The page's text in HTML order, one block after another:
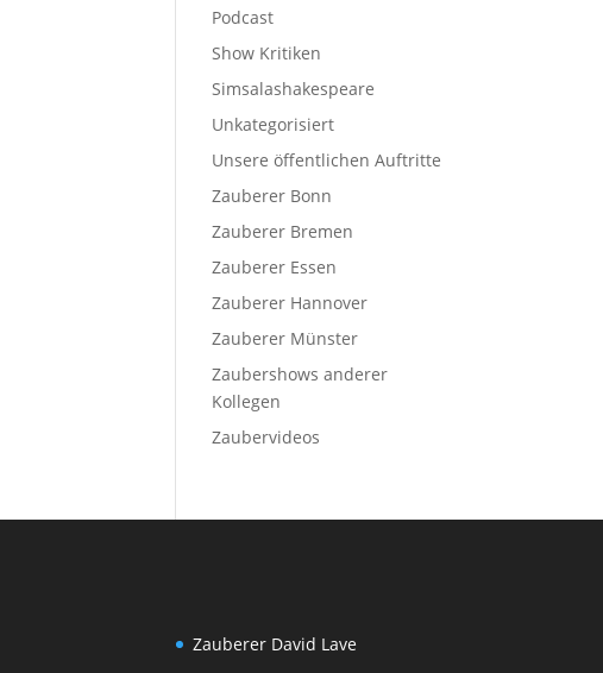
Podcast
Show Kritiken
Simsalashakespeare
Unkategorisiert
Unsere öffentlichen Auftritte
Zauberer Bonn
Zauberer Bremen
Zauberer Essen
Zauberer Hannover
Zauberer Münster
Zaubershows anderer
Kollegen
Zaubervideos
Zauberer David Lave